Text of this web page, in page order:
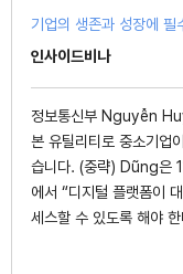
기업의 생존과 성장에 필
인사이드비나
정보통신부 Nguyễn
본 유틸리티로 중소기업
습니다. (중략) Dũng은
에서 “디지털 플랫폼이
세스할 수 있도록 해야